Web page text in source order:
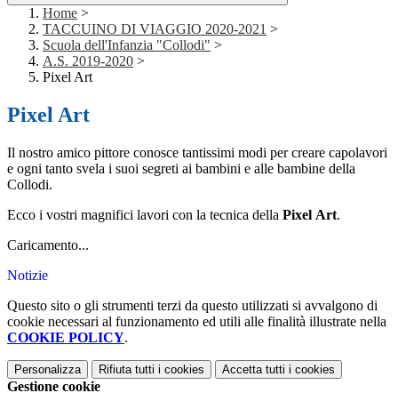
Home >
TACCUINO DI VIAGGIO 2020-2021 >
Scuola dell'Infanzia "Collodi" >
A.S. 2019-2020 >
Pixel Art
Pixel Art
Il nostro amico pittore conosce tantissimi modi per creare capolavori
e ogni tanto svela i suoi segreti ai bambini e alle bambine della
Collodi.
Ecco i vostri magnifici lavori con la tecnica della Pixel Art.
Caricamento...
Notizie
Questo sito o gli strumenti terzi da questo utilizzati si avvalgono di
cookie necessari al funzionamento ed utili alle finalità illustrate nella
COOKIE POLICY.
Personalizza Rifiuta tutti i cookies Accetta tutti i cookies
Gestione cookie